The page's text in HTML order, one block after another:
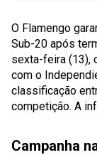
O Flamengo
Sub-20 após
sexta-feira (13),
com o
classificação
competição. A
Campanha